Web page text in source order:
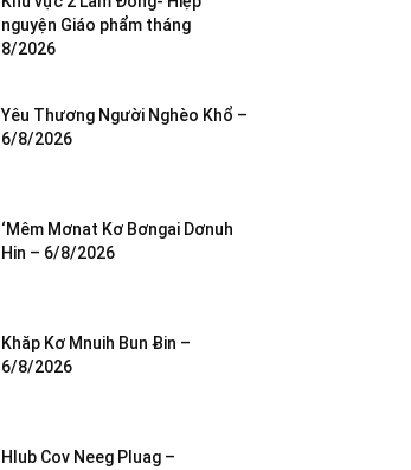
nguyện Giáo phẩm tháng
8/2026
Yêu Thương Người Nghèo Khổ –
6/8/2026
‘Mêm Mơnat Kơ Bơngai Dơnuh
Hin – 6/8/2026
Khăp Kơ Mnuih Bun Ƀin –
6/8/2026
Hlub Cov Neeg Pluag –